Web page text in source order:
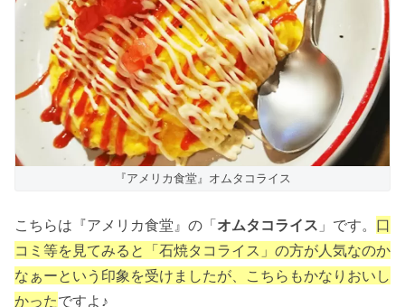
『アメリカ食堂』オムタコライス
こちらは『アメリカ食堂』の「オムタコライス 」です。 口
コミ等を見てみると「石焼タコライス」の方が人気なのか
なぁーという印象を受けましたが、こちらもかなりおいし
かったですよ♪